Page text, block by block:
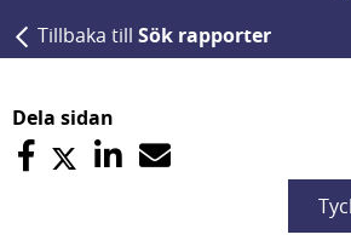
Tillbaka till Sök rapporter
Dela sidan